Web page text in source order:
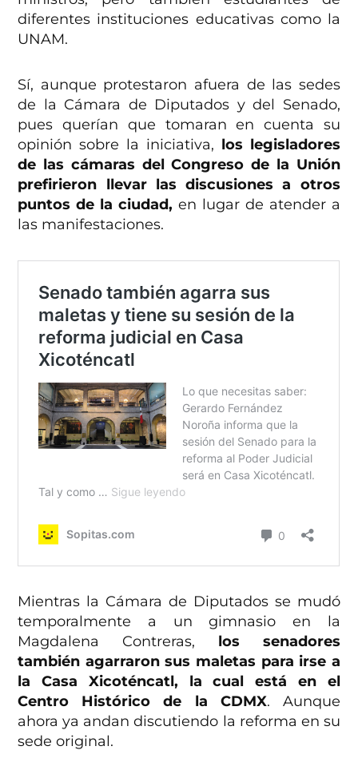
diferentes instituciones educativas como la
UNAM.
Sí, aunque protestaron afuera de las sedes
de la Cámara de Diputados y del Senado,
pues querían que tomaran en cuenta su
opinión sobre la iniciativa, los legisladores
de las cámaras del Congreso de la Unión
prefirieron llevar las discusiones a otros
puntos de la ciudad, en lugar de atender a
las manifestaciones.
Mientras la Cámara de Diputados se mudó
temporalmente a un gimnasio en la
Magdalena Contreras, los senadores
también agarraron sus maletas para irse a
la Casa Xicoténcatl, la cual está en el
Centro Histórico de la CDMX. Aunque
ahora ya andan discutiendo la reforma en su
sede original.